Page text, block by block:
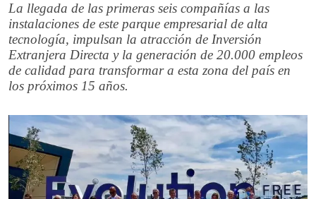
La llegada de las primeras seis compañías a las
instalaciones de este parque empresarial de alta
tecnología, impulsan la atracción de Inversión
Extranjera Directa y la generación de 20.000 empleos
de calidad para transformar a esta zona del país en
los próximos 15 años.